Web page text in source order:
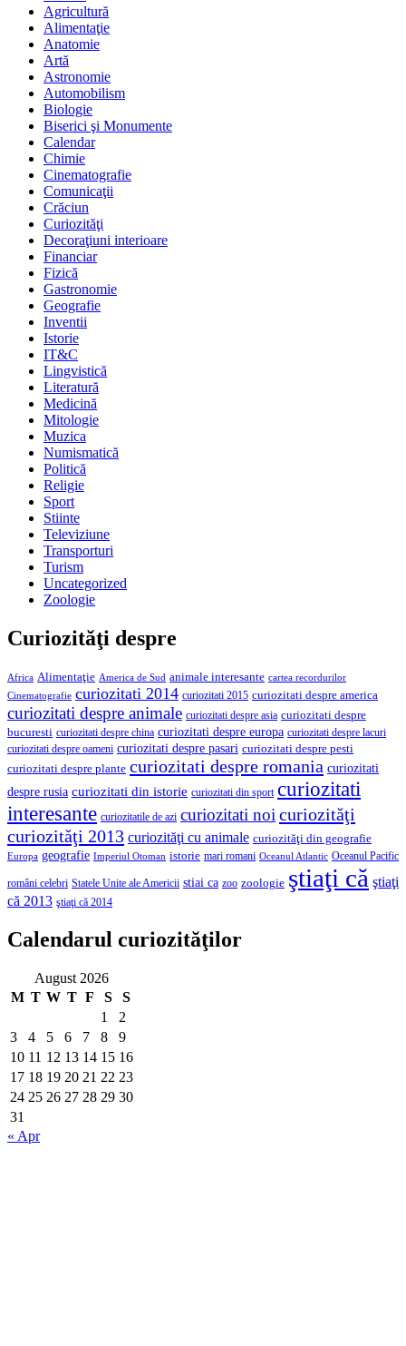
Agricultură
Alimentaţie
Anatomie
Artă
Astronomie
Automobilism
Biologie
Biserici şi Monumente
Calendar
Chimie
Cinematografie
Comunicaţii
Crăciun
Curiozităţi
Decoraţiuni interioare
Financiar
Fizică
Gastronomie
Geografie
Inventii
Istorie
IT&C
Lingvistică
Literatură
Medicină
Mitologie
Muzica
Numismatică
Politică
Religie
Sport
Stiinte
Televiziune
Transporturi
Turism
Uncategorized
Zoologie
Curiozităţi despre
Africa Alimentaţie America de Sud animale interesante cartea recordurilor
Cinematografie curiozitati 2014 curiozitati 2015 curiozitati despre america
curiozitati despre animale curiozitati despre asia curiozitati despre
bucuresti curiozitati despre china curiozitati despre europa curiozitati despre lacuri
curiozitati despre oameni curiozitati despre pasari curiozitati despre pesti
curiozitati despre plante curiozitati despre romania curiozitati
despre rusia curiozitati din istorie curiozitati din sport curiozitati
interesante curiozitatile de azi curiozitati noicuriozităţi
curiozităţi 2013 curiozităţi cu animale curiozităţi din geografie
Europa geografie Imperiul Otoman istorie mari romani Oceanul Atlantic Oceanul Pacific
români celebri Statele Unite ale Americii stiai ca zoo zoologie ştiaţi că ştiaţi
că 2013 ştiaţi că 2014
Calendarul curiozităţilor
August 2026
M T W T F S
S
1
2
3
4 5 6 7 8
9
10 11 12 13 14 15 16
17 18 19 20 21 22 23
24 25 26 27 28 29 30
31
« Apr